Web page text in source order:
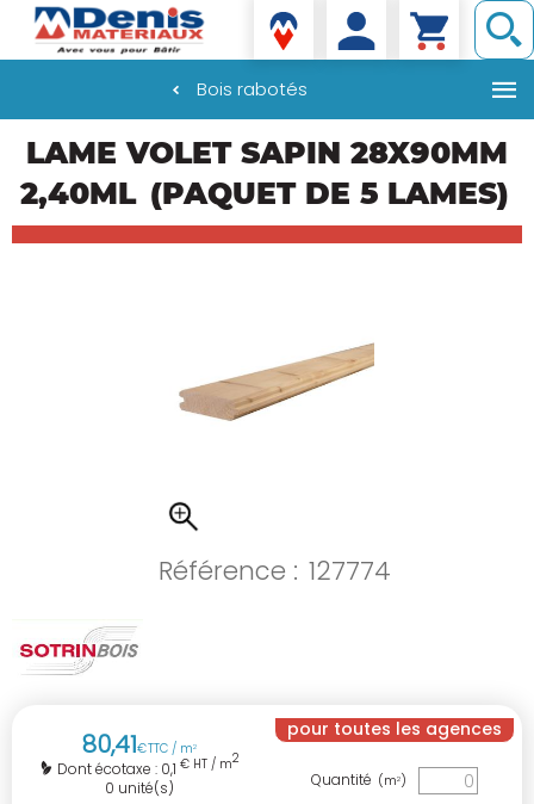
principal
Denis matériaux
Bois rabotés
LAME VOLET SAPIN 28X90MM
2,40ML (PAQUET DE 5 LAMES)
Référence : 127774
80,41€TTC / m2
Dont écotaxe : 0,1 € HT / m2
0 unité(s)
pour toutes les agences
Quantité (m2)